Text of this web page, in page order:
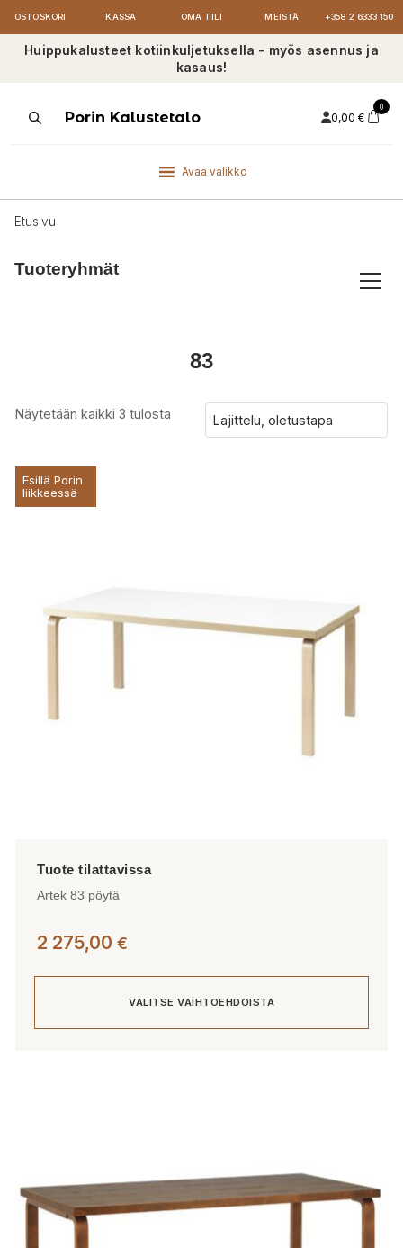
OSTOSKORI KASSA OMA TILI MEISTÄ +358 2 6333 150
Huippukalusteet kotiinkuljetuksella - myös asennus ja
kasaus!
ProductsPorin Kalustetalo 0,00 €
0
Avaa valikko
Etusivu
Tuoteryhmät
83
Näytetään kaikki 3 tulosta
Esillä Porin
liikkeessä
Artek 83 pöytä
2 275,00 €
VALITSE VAIHTOEHDOISTA
tehdä
valinnat